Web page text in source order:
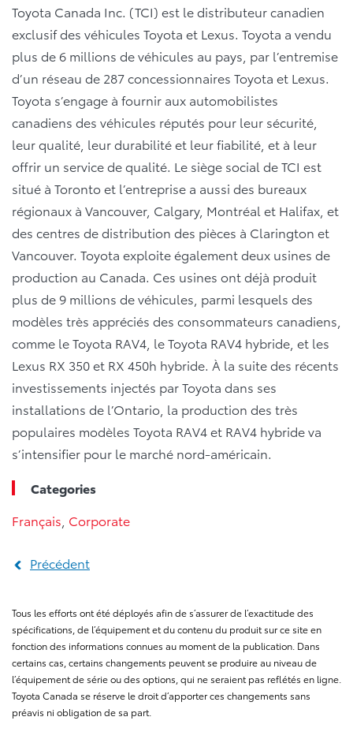
Toyota Canada Inc. (TCI) est le distributeur canadien
exclusif des véhicules Toyota et Lexus. Toyota a vendu
plus de 6 millions de véhicules au pays, par l’entremise
d’un réseau de 287 concessionnaires Toyota et Lexus.
Toyota s’engage à fournir aux automobilistes
canadiens des véhicules réputés pour leur sécurité,
leur qualité, leur durabilité et leur fiabilité, et à leur
offrir un service de qualité. Le siège social de TCI est
situé à Toronto et l’entreprise a aussi des bureaux
régionaux à Vancouver, Calgary, Montréal et Halifax, et
des centres de distribution des pièces à Clarington et
Vancouver. Toyota exploite également deux usines de
production au Canada. Ces usines ont déjà produit
plus de 9 millions de véhicules, parmi lesquels des
modèles très appréciés des consommateurs canadiens,
comme le Toyota RAV4, le Toyota RAV4 hybride, et les
Lexus RX 350 et RX 450h hybride. À la suite des récents
investissements injectés par Toyota dans ses
installations de l’Ontario, la production des très
populaires modèles Toyota RAV4 et RAV4 hybride va
s’intensifier pour le marché nord-américain.
Categories
Français Corporate
Précédent
Tous les efforts ont été déployés afin de s’assurer de l’exactitude des
spécifications, de l’équipement et du contenu du produit sur ce site en
fonction des informations connues au moment de la publication. Dans
certains cas, certains changements peuvent se produire au niveau de
l’équipement de série ou des options, qui ne seraient pas reflétés en ligne.
Toyota Canada se réserve le droit d’apporter ces changements sans
préavis ni obligation de sa part.